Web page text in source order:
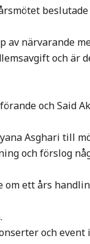
av närvarande
och är
och Said
Asghari till
och förslog
ett års
och